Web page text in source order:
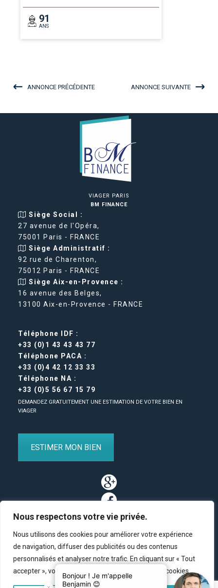
Nous respectons votre vie privée.
Nous utilisons des cookies pour améliorer votre expérience
de navigation, diffuser des publicités ou des contenus
personnalisés et analyser notre trafic. En cliquant sur « Tout
accepter », vous consentez à notre utilisation des cookies.
91
ANS
ANNONCE PRÉCÉDENTE ANNONCE SUIVANTE
VIAGER PARIS
BM FINANCE
Siège Social :
27 avenue de l'Opéra,
75001 Paris - FRANCE
Siège Administratif :
92 rue de Charenton,
75012 Paris - FRANCE
Siège Aix-en-Provence :
16 avenue des Belges,
13100 Aix-en-Provence - FRANCE
Téléphone IDF :
+33 (0)1 43 43 43 77
Téléphone PACA :
+33 (0)4 42 12 33 33
Téléphone NA :
+33 (0)5 56 67 15 79
DEMANDEZ GRATUITEMENT UNE ESTIMATION DE VOTRE BIEN EN
VIAGER
ESTIMER MON BIEN
Partenaires Contact